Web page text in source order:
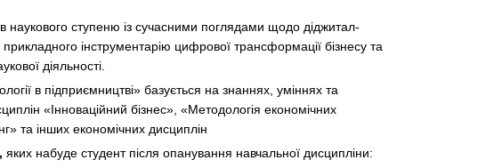
наукового ступеню із сучасними поглядами щодо діджитал-
прикладного інструментарію цифрової трансформації бізнесу та
діяльності.
в підприємництві» базується на знаннях, уміннях та
«Інноваційний бізнес», «Методологія економічних
та інших економічних дисциплін
яких набуде студент після опанування навчальної дисципліни: